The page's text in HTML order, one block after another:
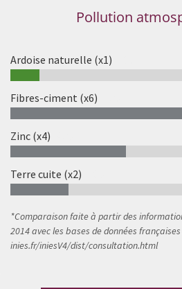
Pollution
Ardoise naturelle (x1)
Fibres-ciment (x6)
Zinc (x4)
Terre cuite (x2)
*Comparaison faite à partir des
2014 avec les bases de données
inies.fr/iniesV4/dist/consultation.html